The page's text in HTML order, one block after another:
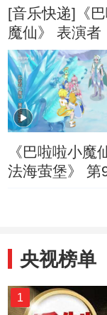
[音乐快递]《
魔仙》 表演者
果
《巴啦啦小魔
法海萤堡》 第
央视榜单
1